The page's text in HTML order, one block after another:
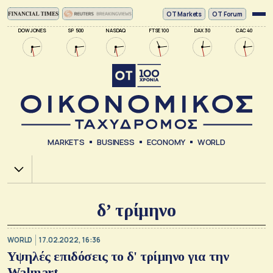
DOW JONES SP 500 NASDAQ FTSE 100 DAX 30 CAC 40
ΟΤ Markets OT Forum
MARKETS BUSINESS ECONOMY WORLD
Χ.Α.
δ’ τρίμηνο
WORLD 17.02.2022, 16:36
Υψηλές επιδόσεις το δ' τρίμηνο για την